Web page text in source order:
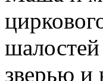
зверью и